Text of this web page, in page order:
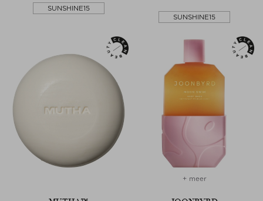
SUNSHINE15
SUNSHINE15
+ meer